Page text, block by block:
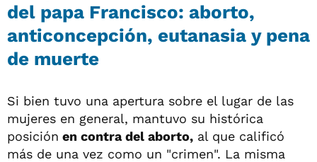
del papa Francisco: aborto,
anticoncepción, eutanasia y pena
de muerte
Si bien tuvo una apertura sobre el lugar de las
mujeres en general, mantuvo su histórica
posición en contra del aborto, al que calificó
más de una vez como un "crimen". La misma